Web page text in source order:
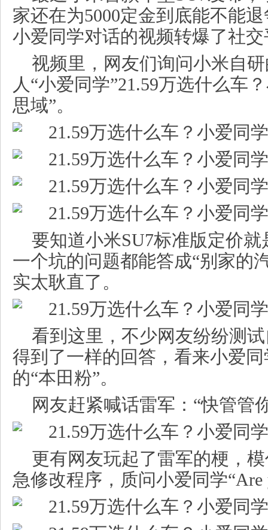
家还在为5000定金到底能不能
小爱同学对话的视频转爆了社
视频里，网友们询问小米自
人“小爱同学”21.59万选什么车
思域”。
要知道小米SU7标准版定价就
一个坑的问题都能答成“别家的
实太耿直了。
看到这里，不少网友纷纷测
得到了一样的回答，看来小爱
的“本田粉”。
网友赶紧喊话雷军：“快管管
更有网友玩起了雷军的梗，
急修改程序，质问小爱同学“Are